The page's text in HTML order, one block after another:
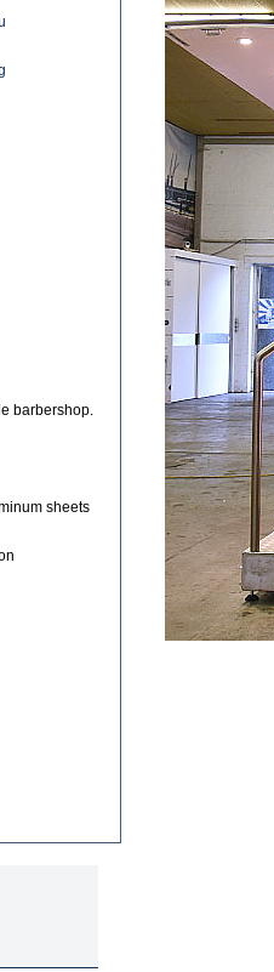
barbershop.
sheets